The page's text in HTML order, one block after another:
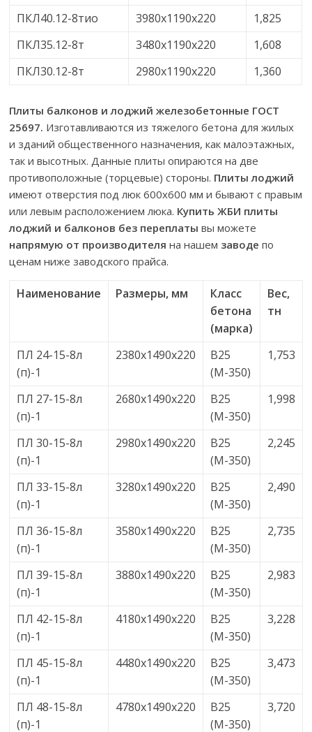
ПКЛ40.12-8тио
3980х1190х220
1,825
ПКЛ35.12-8т
3480х1190х220
1,608
ПКЛ30.12-8т
2980х1190х220 1,360
Плиты балконов и лоджий железобетонные ГОСТ
25697. Изготавливаются из тяжелого бетона для жилых
и зданий общественного назначения, как малоэтажных,
так и высотных. Данные плиты опираются на две
противоположные (торцевые) стороны. Плиты лоджий
имеют отверстия под люк 600х600 мм и бывают с правым
или левым расположением люка. Купить ЖБИ плиты
лоджий и балконов без переплаты вы можете
напрямую от производителя на нашем заводе по
ценам ниже заводского прайса.
Наименование Размеры, мм
Класс
бетона
(марка)
Вес,
тн
ПЛ 24-15-8л
(п)-1
2380х1490х220
В25
(М-350)
1,753
ПЛ 27-15-8л
(п)-1
2680х1490х220
В25
(М-350)
1,998
ПЛ 30-15-8л
(п)-1
2980х1490х220
В25
(М-350)
2,245
ПЛ 33-15-8л
(п)-1
3280х1490х220
В25
(М-350)
2,490
ПЛ 36-15-8л
(п)-1
3580х1490х220
В25
(М-350)
2,735
ПЛ 39-15-8л
(п)-1
3880х1490х220
В25
(М-350)
2,983
ПЛ 42-15-8л
(п)-1
4180х1490х220
В25
(М-350)
3,228
ПЛ 45-15-8л
(п)-1
4480х1490х220
В25
(М-350)
3,473
ПЛ 48-15-8л
(п)-1
4780х1490х220
В25
(М-350)
3,720